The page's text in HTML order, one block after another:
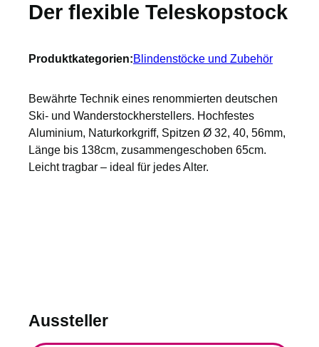
Der flexible Teleskopstock
Produktkategorien:Blindenstöcke und Zubehör
Bewährte Technik eines renommierten deutschen
Ski- und Wanderstockherstellers. Hochfestes
Aluminium, Naturkorkgriff, Spitzen Ø 32, 40, 56mm,
Länge bis 138cm, zusammengeschoben 65cm.
Leicht tragbar – ideal für jedes Alter.
Aussteller